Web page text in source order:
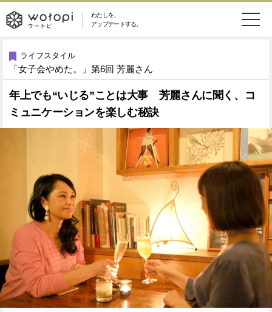
わたしを、
アップデートする。
wotopi
-
ウ
ー
ピ
メ
ュ
ー
恋愛・結婚
美容・コスメ 妊娠・出産
健康
ライフスタイル ファッション
ソーシャル SDGs
アイテム
検
索
ウートピとは？
Facebook Twitter
ライフスタイル
「女子会やめた。」第6回 芳麗さん
年上でも“いじる”ことは大事 芳麗さんに聞く、コ
ミュニケーションを楽しむ秘訣